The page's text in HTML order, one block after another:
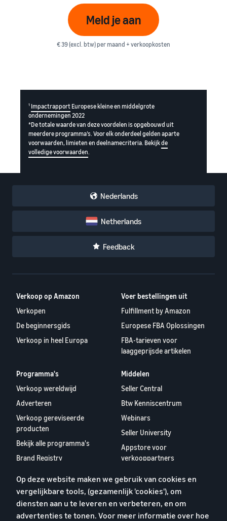
Meld je aan
€ 39 (excl. btw) per maand + verkoopkosten
1 Impactrapport Europese kleine en middelgrote
ondernemingen 2022
*De totale waarde van deze voordelen is opgebouwd uit
meerdere programma’s. Voor elk onderdeel gelden aparte
voorwaarden, limieten en deelnamecriteria. Bekijkde
volledige voorwaarden.
Nederlands
Netherlands
Feedback
Verkoop op Amazon
Verkopen
De beginnersgids
Verkoop in heel Europa
Voer bestellingen uit
Fulfillment by Amazon
Europese FBA Oplossingen
FBA-tarieven voor
laaggeprijsde artikelen
Programma's
Verkoop wereldwijd
Adverteren
Verkoop gereviseerde
producten
Bekijk alle programma's
Brand Registry
Middelen
Seller Central
Btw Kenniscentrum
Webinars
Seller University
Appstore voor
verkooppartners
Verkooppartners 2024
Over ons
Op deze website maken we gebruik van cookies en
vergelijkbare tools, (gezamenlijk 'cookies'), om
diensten aan u te leveren en verbeteren, en om
advertenties te tonen. Voor meer informatie over hoe